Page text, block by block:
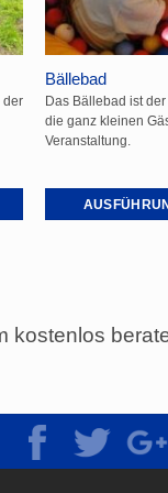
der
Produktseite
gewählt
werden
der
Bällebad
Das Bällebad ist
die ganz kleinen
Veranstaltung.
Varianten
können
kostenlos